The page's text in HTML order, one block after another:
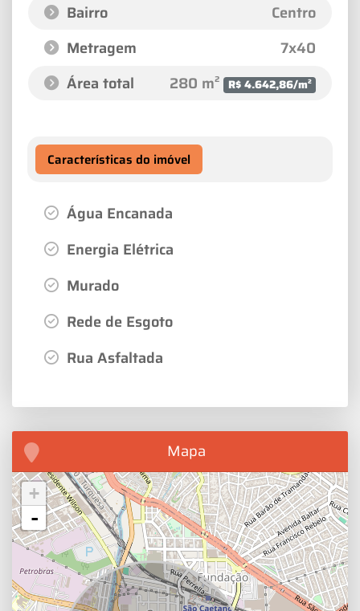
Bairro
Centro
Metragem
7x40
Área total
280 m² R$ 4.642,86/m²
Características do imóvel
Água Encanada
Energia Elétrica
Murado
Rede de Esgoto
Rua Asfaltada
Mapa
+
-